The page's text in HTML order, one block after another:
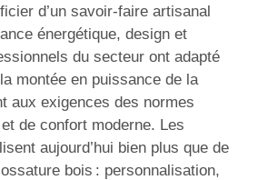
d’un savoir-faire artisanal
énergétique, design et
du secteur ont adapté
montée en puissance de la
aux exigences des normes
de confort moderne. Les
aujourd’hui bien plus que de
bois : personnalisation,